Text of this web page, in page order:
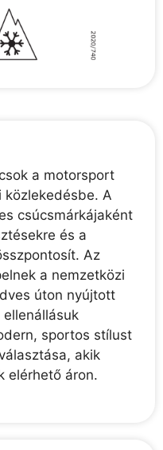
a motorsport
közlekedésbe. A
csúcsmárkájaként
és a
Az
a nemzetközi
úton nyújtott
sportos stílust
akik
elérhető áron.